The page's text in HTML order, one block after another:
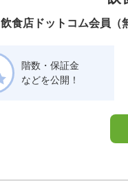
飲食店ドットコム会員（
階数・保証金
などを公開！